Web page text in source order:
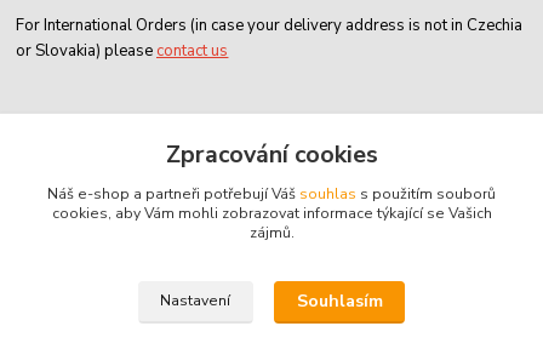
For International Orders (in case your delivery address is not in Czechia
or Slovakia) please contact us
classicdvd@classicdvd.cz
Zpracování cookies
Náš e-shop a partneři potřebují Váš souhlas s použitím souborů
cookies, aby Vám mohli zobrazovat informace týkající se Vašich
zájmů.
Nastavení Souhlasím